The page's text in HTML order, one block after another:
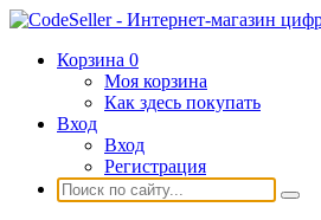
Корзина 0
Моя корзина
Как здесь покупать
Вход
Вход
Регистрация